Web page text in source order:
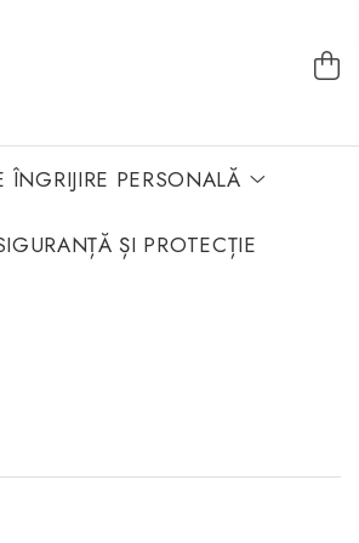
ÎNGRIJIRE PERSONALĂ
ȘI PROTECȚIE